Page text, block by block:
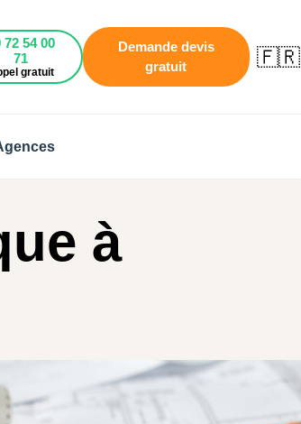
72 54 00
71
gratuit
Demande devis
gratuit
🇫🇷
à